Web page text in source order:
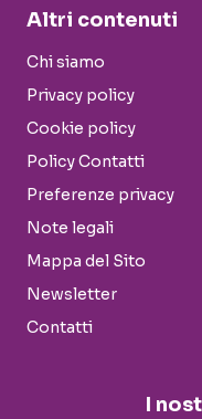
Altri contenuti
Chi siamo
Privacy policy
Cookie policy
Policy Contatti
Preferenze privacy
Note legali
Mappa del Sito
Newsletter
Contatti
I